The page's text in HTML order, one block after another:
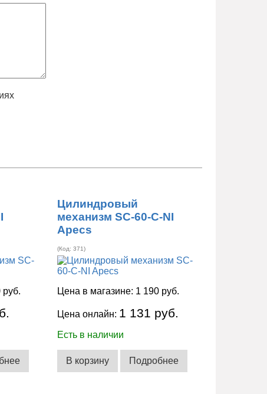
руб.
Цилиндровый
механизм SC-60-C-NI
Apecs
(Код:371)
Цена в магазине: 1 190 руб.
Цена онлайн: 1 131 руб.
Есть в наличии
В корзину Подробнее